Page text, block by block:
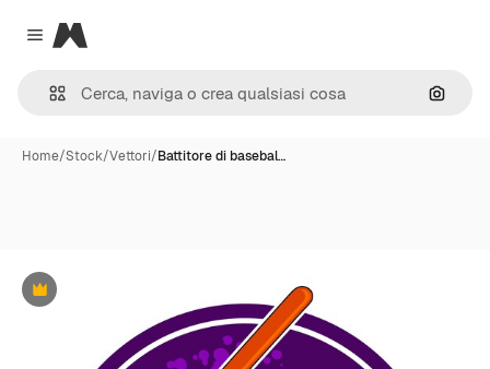
Close menu
Magnific
Cerca
Home/Stock/Vettori/Battitore di basebal…
Premium